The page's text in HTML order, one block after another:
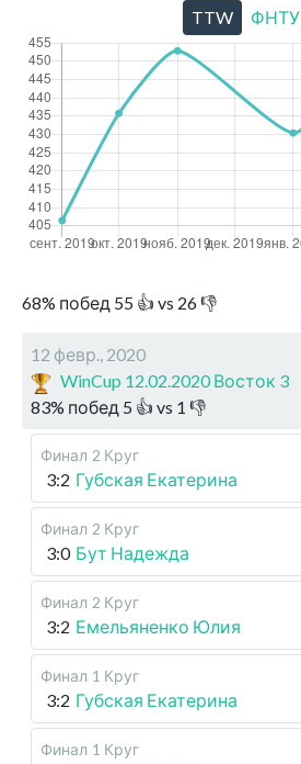
68% побед 55 👍 vs 26👎
12 февр., 2020
WinCup 12.02.2020 Восток 3
83% побед 5 👍 vs 1 👎
Финал 2 Круг
3:2 Губская Екатерина
Финал 2 Круг
3:0 Бут Надежда
Финал 2 Круг
3:2 Емельяненко Юлия
Финал 1 Круг
3:2 Губская Екатерина
Финал 1 Круг
TTW ФНТУ